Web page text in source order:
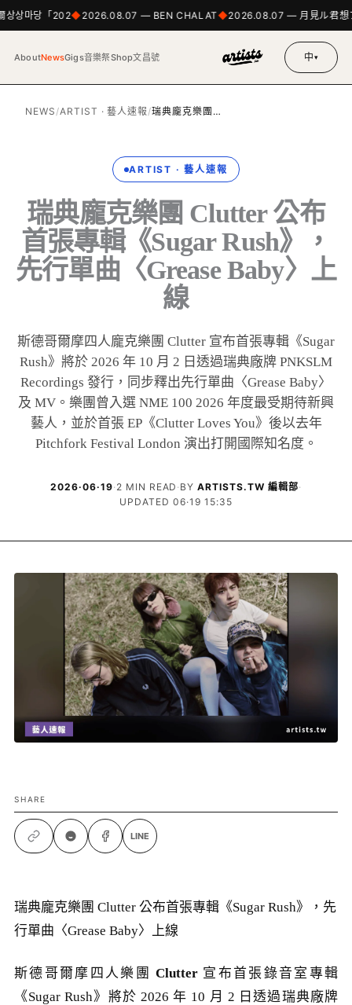
상마당「202 2026.08.07 — BEN CHALAT 2026.08.07 — 月見ル君想
AboutNewsGigs音樂祭Shop文昌號 中▾
NEWS /ARTIST · 藝人速報 /瑞典龐克樂團…
ARTIST · 藝人速報
瑞典龐克樂團 Clutter 公布
首張專輯《Sugar Rush》，
先行單曲〈Grease Baby〉上
線
斯德哥爾摩四人龐克樂團 Clutter 宣布首張專輯《Sugar
Rush》將於 2026 年 10 月 2 日透過瑞典廠牌 PNKSLM
Recordings 發行，同步釋出先行單曲〈Grease Baby〉
及 MV。樂團曾入選 NME 100 2026 年度最受期待新興
藝人，並於首張 EP《Clutter Loves You》後以去年
Pitchfork Festival London 演出打開國際知名度。
2026·06·19· 2 MIN READ · BYARTISTS.TW 編輯部·
UPDATED 06·19 15:35
SHARE
LINE
瑞典龐克樂團 Clutter 公布首張專輯《Sugar Rush》，先
行單曲〈Grease Baby〉上線
斯德哥爾摩四人樂團Clutter 宣布首張錄音室專輯
《Sugar Rush》將於 2026 年 10 月 2 日透過瑞典廠牌